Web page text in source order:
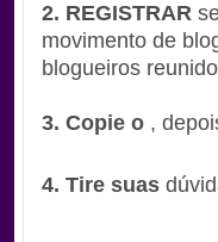
2. REGISTRAR
movimento de
blogueiros
3. Copie o ,
4. Tire suas